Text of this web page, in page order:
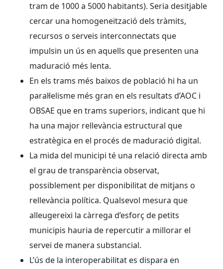
tram de 1000 a 5000 habitants). Seria desitjable
cercar una homogeneïtzació dels tràmits,
recursos o serveis interconnectats que
impulsin un ús en aquells que presenten una
maduració més lenta.
En els trams més baixos de població hi ha un
paral·lelisme més gran en els resultats d’AOC i
OBSAE que en trams superiors, indicant que hi
ha una major rellevància estructural que
estratègica en el procés de maduració digital.
La mida del municipi té una relació directa amb
el grau de transparència observat,
possiblement per disponibilitat de mitjans o
rellevància política. Qualsevol mesura que
alleugereixi la càrrega d’esforç de petits
municipis hauria de repercutir a millorar el
servei de manera substancial.
L’ús de la interoperabilitat es dispara en